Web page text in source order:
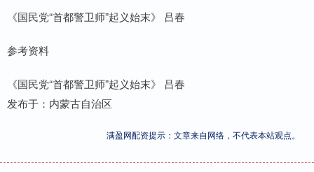
《国民党“首都警卫师”起义始末》 吕春
参考资料
《国民党“首都警卫师”起义始末》 吕春
发布于：内蒙古自治区
满盈网配资提示：文章来自网络，不代表本站观点。